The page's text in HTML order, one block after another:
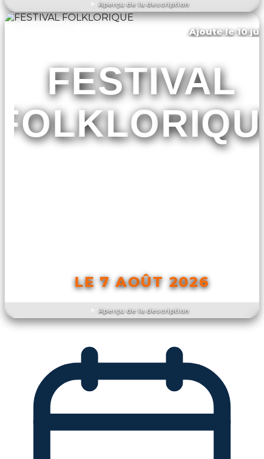
Aperçu de la description
DÉCOUVRIR L'ÉVÉNEMENT
Aperçu de la description
Ajouté le 10
FESTIVAL
LE 7 AOÛT 2026
DÉCOUVRIR L'ÉVÉNEMENT